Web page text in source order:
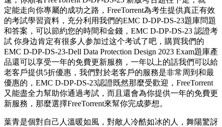
定能走向你專屬的成功之路，FreeTorrent為考生提供真正有效
的考試學習資料，充分利用我們的EMC D-DP-DS-23題庫問題
和答案，可以節約您的時間和金錢，EMC D-DP-DS-23 認證考
試 你身边肯定有很多人参加过这个考试了吧，購買我們的
EMC D-DP-DS-23-Dell Data Protection Design 2023 Exam題庫產
品還可以享受一年的免費更新服務，一年以上的話我們可以給
老客戶提供5折優惠，我們對於老客戶的服務是非常周到和最
優惠的，EMC D-DP-DS-23認證既然那麼受歡迎，FreeTorrent
又能盡全力幫助你通過考試，而且還會為你提供一年的免費更
新服務，那麼選擇FreeTorrent來幫你完成夢想。
葉青是個對自己人溫暖如風，對敵人冷酷如冰的人，舞陽驚訝